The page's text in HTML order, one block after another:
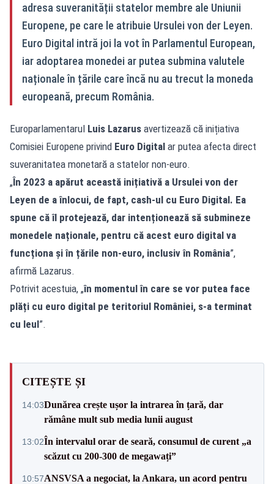
adresa suveranității statelor membre ale Uniunii
Europene, pe care le atribuie Ursulei von der Leyen.
Euro Digital intră joi la vot în Parlamentul European,
iar adoptarea monedei ar putea submina valutele
naționale în țările care încă nu au trecut la moneda
europeană, precum România.
Europarlamentarul Luis Lazarus avertizează că inițiativa
Comisiei Europene privind Euro Digital ar putea afecta direct
suveranitatea monetară a statelor non-euro.
„În 2023 a apărut această inițiativă a Ursulei von der
Leyen de a înlocui, de fapt, cash-ul cu Euro Digital. Ea
spune că îl protejează, dar intenționează să submineze
monedele naționale, pentru că acest euro digital va
funcționa și în țările non-euro, inclusiv în România”,
afirmă Lazarus.
Potrivit acestuia, „în momentul în care se vor putea face
plăți cu euro digital pe teritoriul României, s-a terminat
cu leul”.
CITEȘTE ȘI
14:03Dunărea crește ușor la intrarea în țară, dar
rămâne mult sub media lunii august
13:02În intervalul orar de seară, consumul de curent „a
scăzut cu 200-300 de megawați”
10:57ANSVSA a negociat, la Ankara, un acord pentru